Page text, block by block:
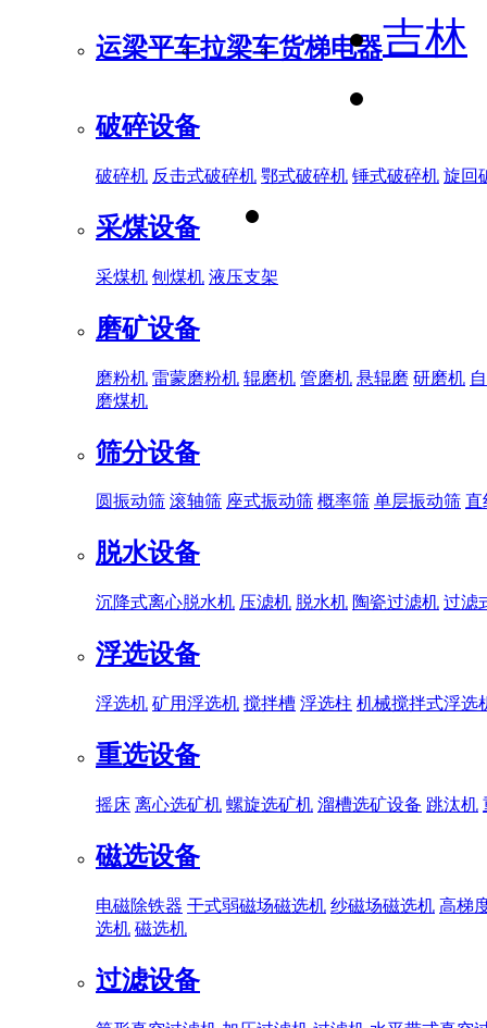
运梁平车拉梁车货梯电器
破碎设备
破碎机 反击式破碎机 鄂式破碎机 锤式破碎机 旋回
采煤设备
采煤机 刨煤机 液压支架
磨矿设备
磨粉机 雷蒙磨粉机 辊磨机 管磨机 悬辊磨 研磨机
磨煤机
筛分设备
圆振动筛 滚轴筛 座式振动筛 概率筛 单层振动筛 直
脱水设备
沉降式离心脱水机 压滤机 脱水机 陶瓷过滤机 过滤
浮选设备
浮选机 矿用浮选机 搅拌槽 浮选柱 机械搅拌式浮选
重选设备
摇床 离心选矿机 螺旋选矿机 溜槽选矿设备 跳汰机
磁选设备
电磁除铁器 干式弱磁场磁选机 纱磁场磁选机 高梯
选机 磁选机
过滤设备
吉林